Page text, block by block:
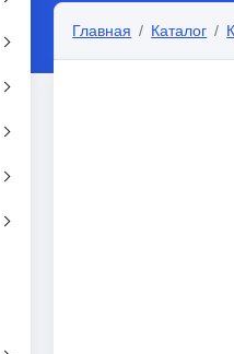
Главная Каталог